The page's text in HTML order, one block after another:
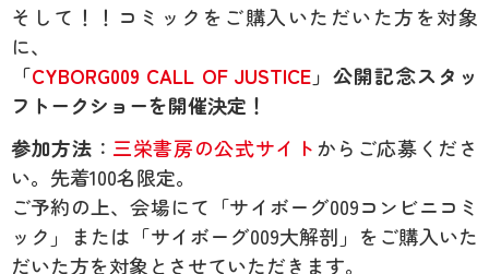
そして！！コミックをご購入いただいた方を対象
に、
「CYBORG009 CALL OF JUSTICE」公開記念スタッ
フトークショーを開催決定！
参加方法 ： 三栄書房の公式サイト からご応募くださ
い。先着100名限定。
ご予約の上、会場にて「サイボーグ009コンビニコミ
ック」または「サイボーグ009大解剖」をご購入いた
だいた方を対象とさせていただきます。